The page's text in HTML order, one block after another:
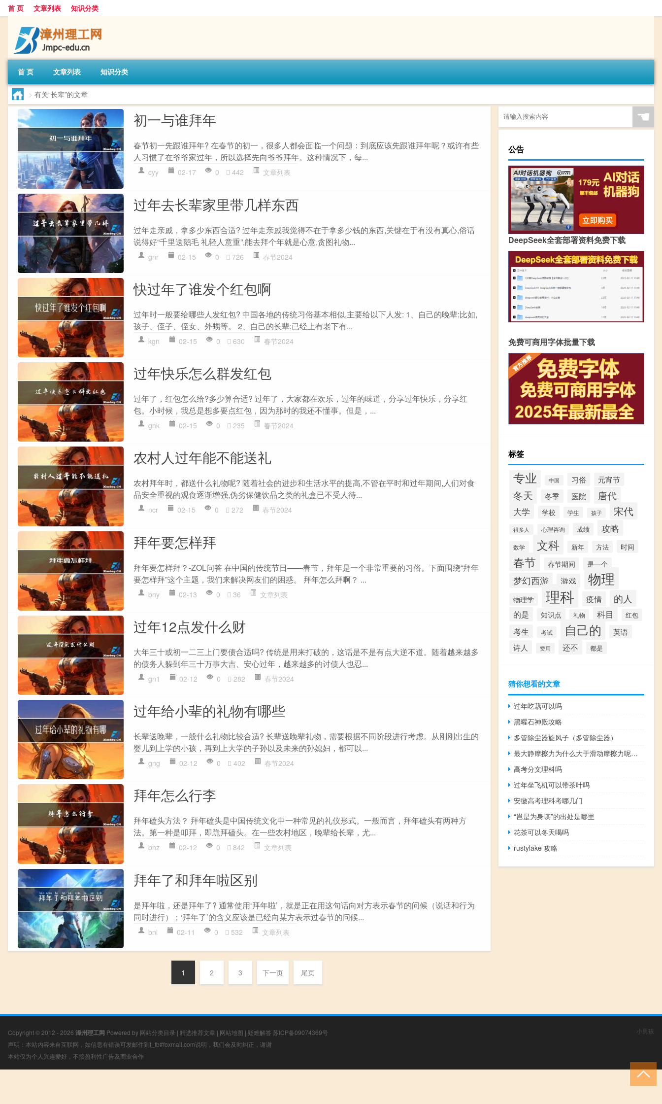
首 页 文章列表 知识分类
首 页 文章列表 知识分类
> 有关“长辈”的文章
初一与谁拜年
春节初一先跟谁拜年? 在春节的初一，很多人都会面临一个问题：到底应该先跟谁拜年呢？或许有些
人习惯了在爷爷家过年，所以选择先向爷爷拜年。这种情况下，每...
cyy 02-17 0 442 文章列表
过年去长辈家里带几样东西
过年走亲戚，拿多少东西合适? 过年走亲戚我觉得不在于拿多少钱的东西,关键在于有没有真心,俗话
说得好“千里送鹅毛 礼轻人意重”,能去拜个年就是心意,贪图礼物...
gnr 02-15 0 726 春节2024
快过年了谁发个红包啊
过年时一般要给哪些人发红包? 中国各地的传统习俗基本相似,主要给以下人发: 1、自己的晚辈:比如,
孩子、侄子、侄女、外甥等。 2、自己的长辈:已经上有老下有...
kgn 02-15 0 630 春节2024
过年快乐怎么群发红包
过年了，红包怎么给?多少算合适? 过年了，大家都在欢乐，过年的味道，分享过年快乐，分享红
包。小时候，我总是想多要点红包，因为那时的我还不懂事。但是，...
gnk 02-15 0 235 春节2024
农村人过年能不能送礼
农村拜年时，都送什么礼物呢? 随着社会的进步和生活水平的提高,不管在平时和过年期间,人们对食
品安全重视的观食逐渐增强,伪劣保健饮品之类的礼盒已不受人待...
ncr 02-15 0 272 春节2024
拜年要怎样拜
拜年要怎样拜？-ZOL问答 在中国的传统节日——春节，拜年是一个非常重要的习俗。下面围绕“拜年
要怎样拜”这个主题，我们来解决网友们的困惑。 拜年怎么拜啊？ ...
bny 02-13 0 36 文章列表
过年12点发什么财
大年三十或初一二三上门要债合适吗? 传统是用来打破的，这话是不是有点大逆不道。随着越来越多
的债务人躲到年三十万事大吉、安心过年，越来越多的讨债人也忍...
gn1 02-12 0 282 春节2024
过年给小辈的礼物有哪些
长辈送晚辈，一般什么礼物比较合适? 长辈送晚辈礼物，需要根据不同阶段进行考虑。从刚刚出生的
婴儿到上学的小孩，再到上大学的子孙以及未来的孙媳妇，都可以...
gng 02-12 0 402 春节2024
拜年怎么行李
拜年磕头方法？ 拜年磕头是中国传统文化中一种常见的礼仪形式。一般而言，拜年磕头有两种方
法。第一种是叩拜，即跪拜磕头。在一些农村地区，晚辈给长辈，尤...
bnz 02-12 0 842 文章列表
拜年了和拜年啦区别
是拜年啦，还是拜年了? 通常使用‘拜年啦’，就是正在用这句话向对方表示春节的问候（说话和行为
同时进行）；‘拜年了’的含义应该是已经向某方表示过春节的问候...
bnl 02-11 0 532 文章列表
1 2 3 下一页 尾页
☚
公告
DeepSeek全套部署资料免费下载
免费可商用字体批量下载
标签
专业 中国 习俗 元宵节
冬天 冬季 医院 唐代
大学 学校 学生 孩子 宋代
很多人 心理咨询 成绩 攻略
数学 文科 新年 方法 时间
春节 春节期间 是一个
梦幻西游 游戏 物理
物理学 理科 疫情 的人
的是 知识点 礼物 科目 红包
考生 考试 自己的 英语
诗人 费用 还不 都是
猜你想看的文章
过年吃藕可以吗
黑曜石神殿攻略
多管除尘器旋风子（多管除尘器）
最大静摩擦力为什么大于滑动摩擦力呢（最大静摩擦力为什么大于滑动摩擦力）
高考分文理科吗
过年坐飞机可以带茶叶吗
安徽高考理科考哪几门
“岂是为身谋”的出处是哪里
花茶可以冬天喝吗
rustylake 攻略
Copyright © 2012 - 2026 漳州理工网 Powered by 网站分类目录 | 精选推荐文章 | 网站地图 | 疑难解答 苏ICP备09074369号
声明：本站内容来自互联网，如信息有错误可发邮件到f_fb#foxmail.com说明，我们会及时纠正，谢谢
本站仅为个人兴趣爱好，不接盈利性广告及商业合作
小男孩